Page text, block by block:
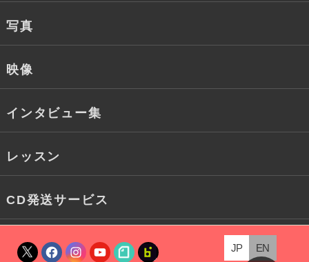
写真
映像
インタビュー集
レッスン
CD発送サービス
X FacebookInstagramYouTube
note fanclub
JP EN